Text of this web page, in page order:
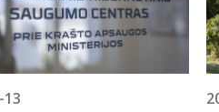
13